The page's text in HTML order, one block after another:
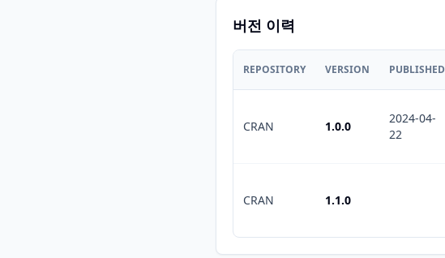
버전 이력
REPOSITORY VERSION PUBLISHED
CRAN 1.0.0
2024-04-
22
CRAN 1.1.0